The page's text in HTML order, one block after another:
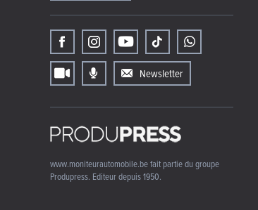
Newsletter
www.moniteurautomobile.be fait partie du groupe
Produpress. Editeur depuis 1950.